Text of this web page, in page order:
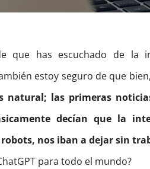
que has escuchado de la
estoy seguro de que
natural; las primeras
decían que la
nos iban a dejar sin
para todo el mundo?